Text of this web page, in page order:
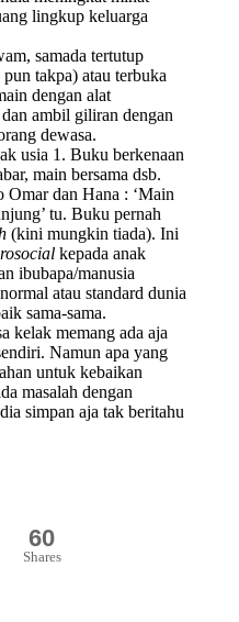
lingkup keluarga
samada tertutup
takpa) atau terbuka
dengan alat
ambil giliran dengan
dewasa.
usia 1. Buku berkenaan
main bersama dsb.
Omar dan Hana : ‘Main
tu. Buku pernah
(kini mungkin tiada). Ini
kepada anak
ibubapa/manusia
atau standard dunia
sama-sama.
kelak memang ada aja
Namun apa yang
untuk kebaikan
masalah dengan
simpan aja tak beritahu
60
Shares